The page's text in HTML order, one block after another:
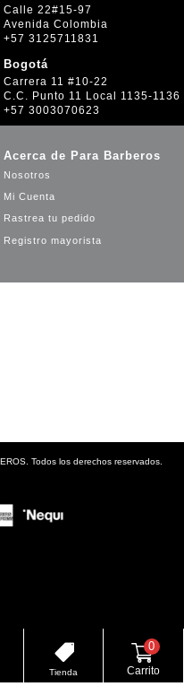
Calle 22#15-97
Avenida Colombia
+57 3125711831
Bogotá
Carrera 11 #10-22
C.C. Punto 11 Local 1135-1136
+57 3003070623
Acerca de Para Barberos
Nosotros
Mi Cuenta
Rastrea tu pedido
Registro mayorista
Todos los derechos reservados.

Tienda
0
Carrito